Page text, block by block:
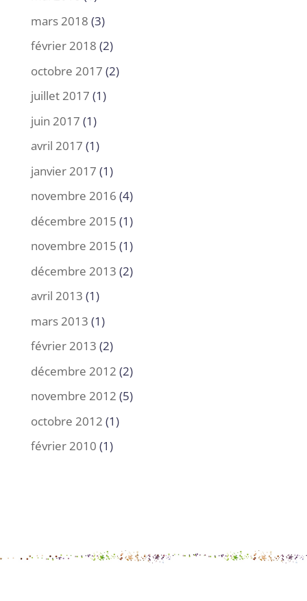
mars 2018 (3)
février 2018 (2)
octobre 2017 (2)
juillet 2017 (1)
juin 2017 (1)
avril 2017 (1)
janvier 2017 (1)
novembre 2016 (4)
décembre 2015 (1)
novembre 2015 (1)
décembre 2013 (2)
avril 2013 (1)
mars 2013 (1)
février 2013 (2)
décembre 2012 (2)
novembre 2012 (5)
octobre 2012 (1)
février 2010 (1)